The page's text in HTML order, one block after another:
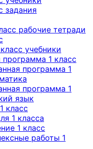
задания
рабочие тетради
учебники
1 класс
программа 1
программа 1
язык
класс
1 класса
1 класс
работы 1